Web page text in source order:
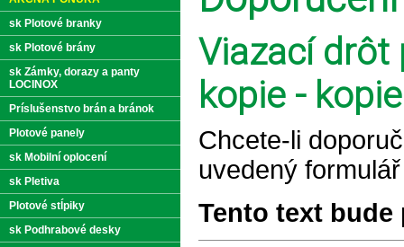
Viazací drôt
kopie -
Chcete-li
uvedený
Tento text
sk Plotové branky
sk Plotové brány
sk Zámky, dorazy a panty
LOCINOX
Príslušenstvo brán a bránok
Plotové panely
sk Mobilní oplocení
sk Pletiva
Plotové stĺpiky
sk Podhrabové desky